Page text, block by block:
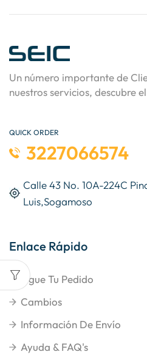
Un número importante de
nuestros servicios, descubre
QUICK ORDER
3227066574
Calle 43 No. 10A-224C
Luis,Sogamoso
Enlace Rápido
Sigue Tu Pedido
Cambios
Información De Envío
Ayuda & FAQ's